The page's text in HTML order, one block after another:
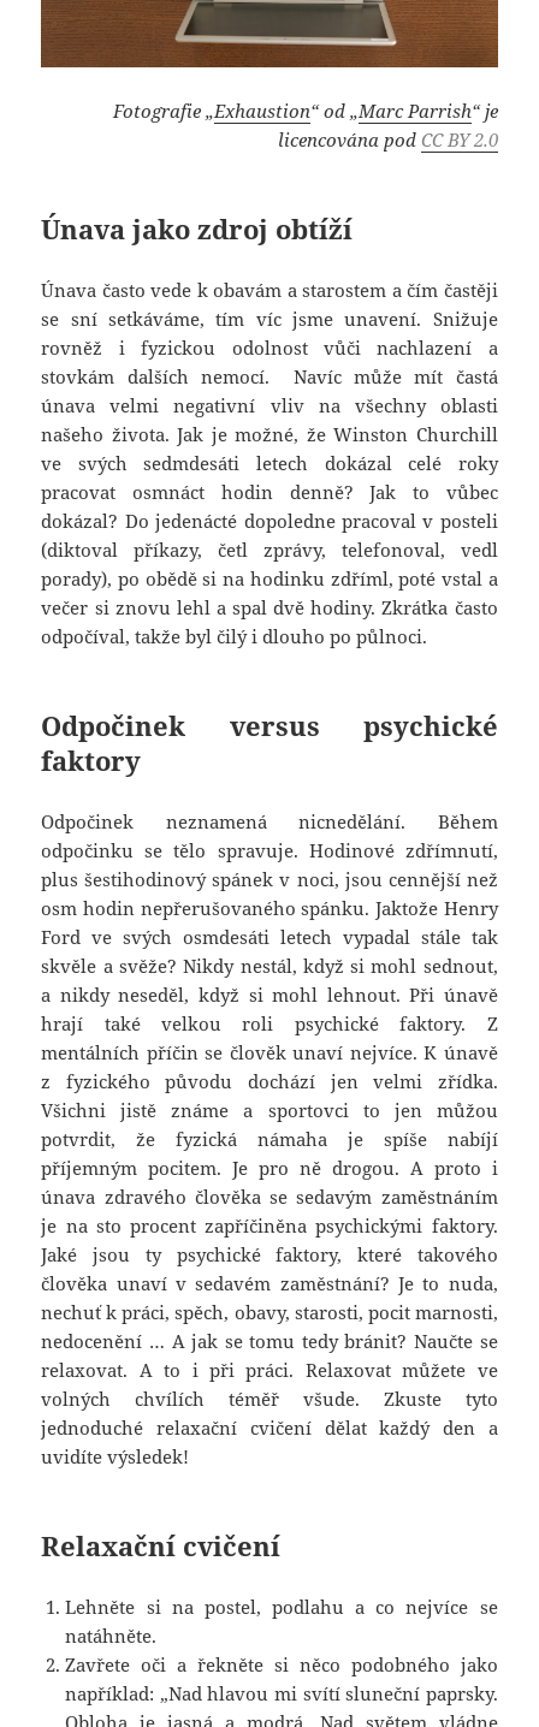
Fotografie „Exhaustion“ od „Marc Parrish“ je
licencována pod CC BY 2.0
Únava jako zdroj obtíží
Únava často vede k obavám a starostem a čím častěji
se sní setkáváme, tím víc jsme unavení. Snižuje
rovněž i fyzickou odolnost vůči nachlazení a
stovkám dalších nemocí. Navíc může mít častá
únava velmi negativní vliv na všechny oblasti
našeho života. Jak je možné, že Winston Churchill
ve svých sedmdesáti letech dokázal celé roky
pracovat osmnáct hodin denně? Jak to vůbec
dokázal? Do jedenácté dopoledne pracoval v posteli
(diktoval příkazy, četl zprávy, telefonoval, vedl
porady), po obědě si na hodinku zdříml, poté vstal a
večer si znovu lehl a spal dvě hodiny. Zkrátka často
odpočíval, takže byl čilý i dlouho po půlnoci.
Odpočinek versus psychické
faktory
Odpočinek neznamená nicnedělání. Během
odpočinku se tělo spravuje. Hodinové zdřímnutí,
plus šestihodinový spánek v noci, jsou cennější než
osm hodin nepřerušovaného spánku. Jaktože Henry
Ford ve svých osmdesáti letech vypadal stále tak
skvěle a svěže? Nikdy nestál, když si mohl sednout,
a nikdy neseděl, když si mohl lehnout. Při únavě
hrají také velkou roli psychické faktory. Z
mentálních příčin se člověk unaví nejvíce. K únavě
z fyzického původu dochází jen velmi zřídka.
Všichni jistě známe a sportovci to jen můžou
potvrdit, že fyzická námaha je spíše nabíjí
příjemným pocitem. Je pro ně drogou. A proto i
únava zdravého člověka se sedavým zaměstnáním
je na sto procent zapříčiněna psychickými faktory.
Jaké jsou ty psychické faktory, které takového
člověka unaví v sedavém zaměstnání? Je to nuda,
nechuť k práci, spěch, obavy, starosti, pocit marnosti,
nedocenění … A jak se tomu tedy bránit? Naučte se
relaxovat. A to i při práci. Relaxovat můžete ve
volných chvílích téměř všude. Zkuste tyto
jednoduché relaxační cvičení dělat každý den a
uvidíte výsledek!
Relaxační cvičení
Lehněte si na postel, podlahu a co nejvíce se
natáhněte.
Zavřete oči a řekněte si něco podobného jako
například: „Nad hlavou mi svítí sluneční paprsky.
Obloha je jasná a modrá. Nad světem vládne